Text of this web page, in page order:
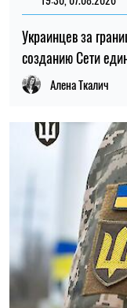
11:59, 07.08.2026
получить
Ирина Де Люсто